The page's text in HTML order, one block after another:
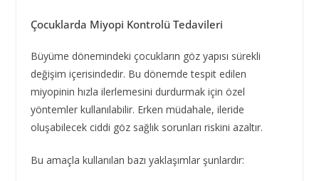
Çocuklarda Miyopi Kontrolü Tedavileri
Büyüme dönemindeki çocukların göz yapısı sürekli
değişim içerisindedir. Bu dönemde tespit edilen
miyopinin hızla ilerlemesini durdurmak için özel
yöntemler kullanılabilir. Erken müdahale, ileride
oluşabilecek ciddi göz sağlık sorunları riskini azaltır.
Bu amaçla kullanılan bazı yaklaşımlar şunlardır: